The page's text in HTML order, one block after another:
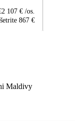
2 107 € /os.
867 €
Maldivy